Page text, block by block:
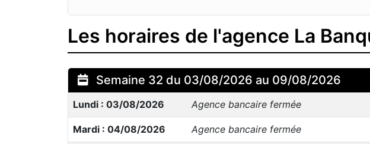
Les horaires de l'agence La
Semaine 32 du 03/08/2026 au 09/08/2026
Lundi : 03/08/2026 Agence bancaire fermée
Mardi : 04/08/2026 Agence bancaire fermée